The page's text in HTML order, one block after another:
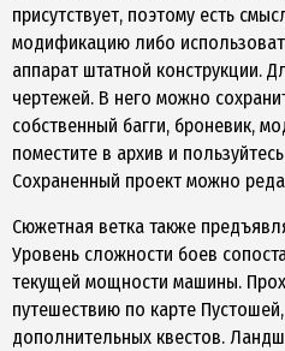
присутствует, поэтому есть
модификацию либо
аппарат штатной конструкции.
чертежей. В него можно
собственный багги, броневик,
поместите в архив и
Сохраненный проект можно
Сюжетная ветка также
Уровень сложности боев
текущей мощности машины.
путешествию по карте
дополнительных квестов.